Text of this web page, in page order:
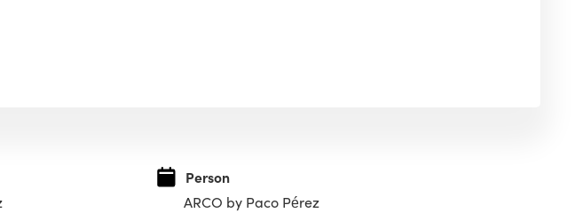
Person
ARCO by Paco Pérez